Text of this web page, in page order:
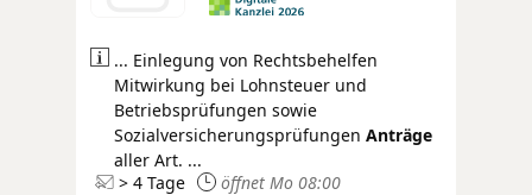
... Einlegung von Rechtsbehelfen
Mitwirkung bei Lohnsteuer und
Betriebsprüfungen sowie
Sozialversicherungsprüfungen Anträge
aller Art. ...
> 4 Tage
öffnet Mo 08:00